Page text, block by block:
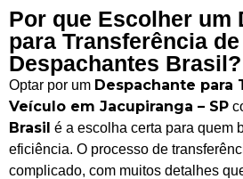
Por que Escolher um
para Transferência
Despachantes Brasil?
Optar por um Despachante para
Veículo em Jacupiranga – SP
Brasil é a escolha certa para quem
eficiência. O processo de
complicado, com muitos detalhes